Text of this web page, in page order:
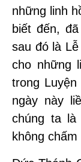
những linh
biết đến,
sau đó là
cho những
trong
ngày này
chúng ta
không